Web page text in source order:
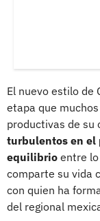
El nuevo estilo de
etapa que
productivas de su
turbulentos en el
equilibrio entre
comparte su vida
con quien ha
del regional